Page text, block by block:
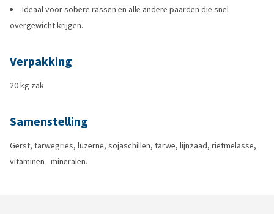
Ideaal voor sobere rassen en alle andere paarden die snel
overgewicht krijgen.
Verpakking
20 kg zak
Samenstelling
Gerst, tarwegries, luzerne, sojaschillen, tarwe, lijnzaad, rietmelasse,
vitaminen - mineralen.